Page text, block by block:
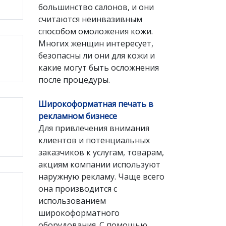
большинство салонов, и они
считаются неинвазивным
способом омоложения кожи.
Многих женщин интересует,
безопасны ли они для кожи и
какие могут быть осложнения
после процедуры.
Широкоформатная печать в
рекламном бизнесе
Для привлечения внимания
клиентов и потенциальных
заказчиков к услугам, товарам,
акциям компании используют
наружную рекламу. Чаще всего
она производится с
использованием
широкоформатного